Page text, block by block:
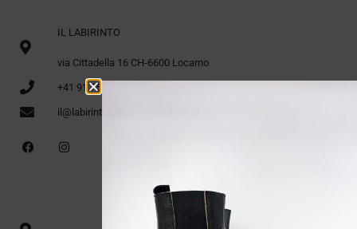
IL LABIRINTO
via Cittadella 16 CH-6600 Locarno
+41 91 751 12 60
il@labirinto.ch